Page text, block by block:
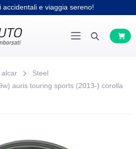
accidentali e viaggia sereno!
alcar
Steel
auris touring sports (2013-) corolla